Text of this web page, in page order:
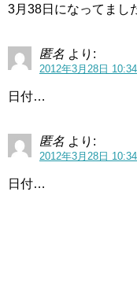
3月38日になってまし
匿名 より:
2012年3月28日 10:34
日付…
匿名 より:
2012年3月28日 10:34
日付…